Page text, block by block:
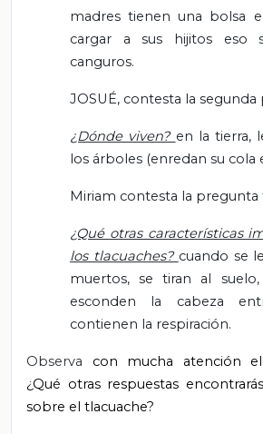
madres tienen una bolsa
cargar a sus hijitos eso
canguros.
JOSUÉ, contesta la segunda
¿Dónde viven? en la tierra,
los árboles (enredan su cola
Miriam contesta la pregunta
¿Qué otras características
los tlacuaches? cuando se
muertos, se tiran al
esconden la cabeza
contienen la respiración.
Observa con mucha atención
¿Qué otras respuestas
sobre el tlacuache?